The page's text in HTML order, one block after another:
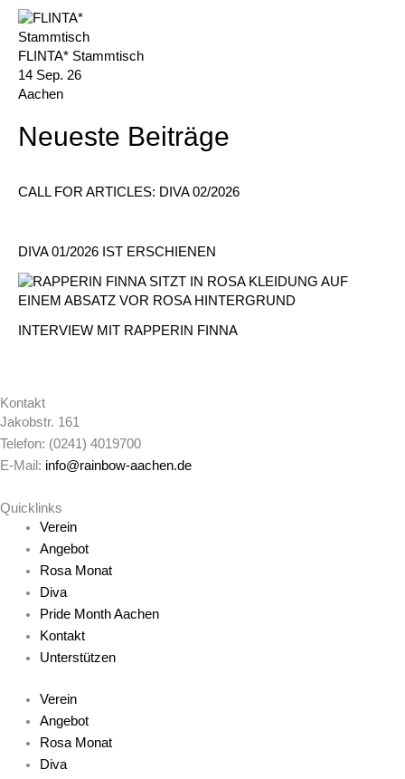
FLINTA* Stammtisch
14 Sep. 26
Aachen
Neueste Beiträge
CALL FOR ARTICLES: DIVA 02/2026
DIVA 01/2026 IST ERSCHIENEN
INTERVIEW MIT RAPPERIN FINNA
Kontakt
Jakobstr. 161
Telefon: (0241) 4019700
E-Mail: info@rainbow-aachen.de
Quicklinks
Verein
Angebot
Rosa Monat
Diva
Pride Month Aachen
Kontakt
Unterstützen
Verein
Angebot
Rosa Monat
Diva